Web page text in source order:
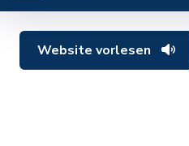
Website vorlesen